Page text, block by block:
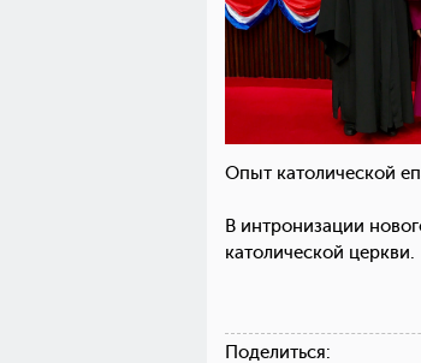
Опыт католической
В интронизации
католической церкви.
Поделиться: